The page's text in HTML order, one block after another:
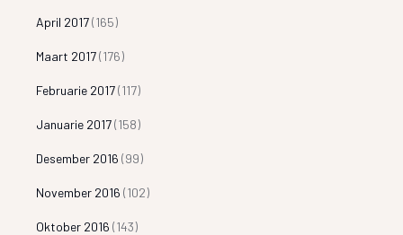
April 2017(165)
Maart 2017(176)
Februarie 2017(117)
Januarie 2017(158)
Desember 2016 (99)
November 2016 (102)
Oktober 2016 (143)